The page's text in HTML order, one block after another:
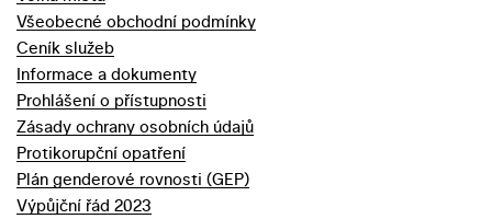
Všeobecné obchodní podmínky
Ceník služeb
Informace a dokumenty
Prohlášení o přístupnosti
Zásady ochrany osobních údajů
Protikorupční opatření
Plán genderové rovnosti (GEP)
Výpůjční řád 2023